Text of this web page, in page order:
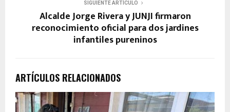
SIGUIENTE ARTÍCULO
Alcalde Jorge Rivera y JUNJI firmaron
reconocimiento oficial para dos jardines
infantiles pureninos
ARTÍCULOS RELACIONADOS